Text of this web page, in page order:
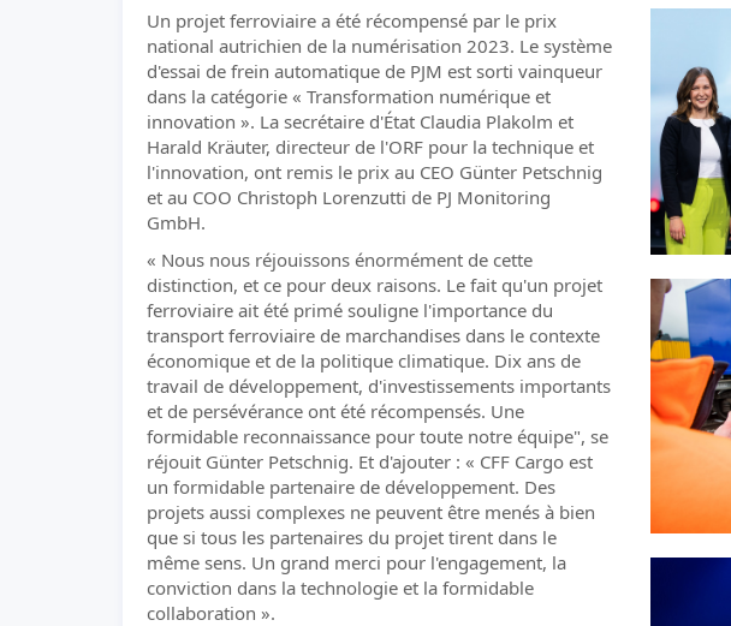
Un projet ferroviaire a été récompensé par le prix
national autrichien de la numérisation 2023. Le système
d'essai de frein automatique de PJM est sorti vainqueur
dans la catégorie « Transformation numérique et
innovation ». La secrétaire d'État Claudia Plakolm et
Harald Kräuter, directeur de l'ORF pour la technique et
l'innovation, ont remis le prix au CEO Günter Petschnig
et au COO Christoph Lorenzutti de PJ Monitoring
GmbH.
« Nous nous réjouissons énormément de cette
distinction, et ce pour deux raisons. Le fait qu'un projet
ferroviaire ait été primé souligne l'importance du
transport ferroviaire de marchandises dans le contexte
économique et de la politique climatique. Dix ans de
travail de développement, d'investissements importants
et de persévérance ont été récompensés. Une
formidable reconnaissance pour toute notre équipe", se
réjouit Günter Petschnig. Et d'ajouter : « CFF Cargo est
un formidable partenaire de développement. Des
projets aussi complexes ne peuvent être menés à bien
que si tous les partenaires du projet tirent dans le
même sens. Un grand merci pour l'engagement, la
conviction dans la technologie et la formidable
collaboration ».